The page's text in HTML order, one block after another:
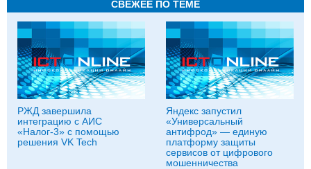
СВЕЖЕЕ ПО ТЕМЕ
РЖД завершила
интеграцию с АИС
«Налог-3» с помощью
решения VK Tech
Яндекс запустил
«Универсальный
антифрод» — единую
платформу защиты
сервисов от цифрового
мошенничества